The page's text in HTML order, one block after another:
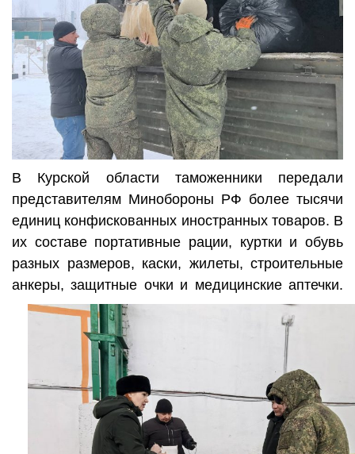
В Курской области таможенники передали
представителям Минобороны РФ более тысячи
единиц конфискованных иностранных товаров. В
их составе портативные рации, куртки и обувь
разных размеров, каски, жилеты, строительные
анкеры, защитные очки и медицинские аптечки.